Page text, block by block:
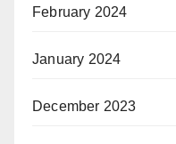
February 2024
January 2024
December 2023